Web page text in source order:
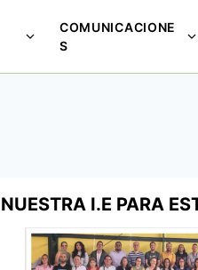
s
u
b
m
COMUNICACIONE
S
s
u
NUESTRA I.E PARA